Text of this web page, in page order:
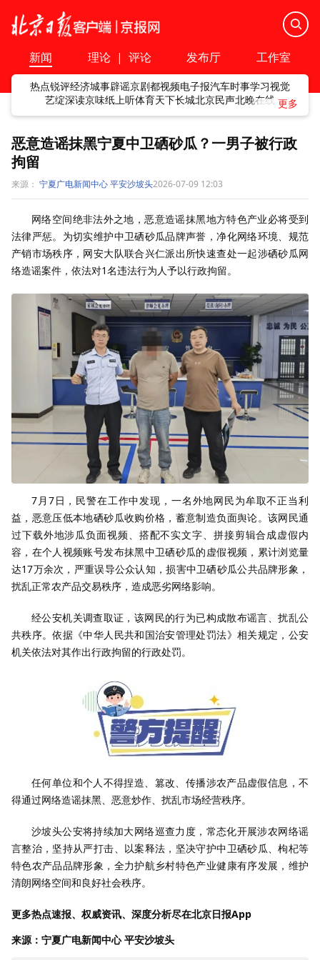
新闻 理论 | 评论 发布厅 工作室
热点锐评经济城事辟谣京剧都视频电子报汽车时事学习视觉
艺绽深读京味纸上听体育天下长城北京民声北晚在线
恶意造谣抹黑宁夏中卫硒砂瓜？一男子被行政
拘留
来源： 宁夏广电新闻中心 平安沙坡头2026-07-09 12:03
网络空间绝非法外之地，恶意造谣抹黑地方特色产业必将受到
法律严惩。为切实维护中卫硒砂瓜品牌声誉，净化网络环境、规范
产销市场秩序，网安大队联合兴仁派出所快速查处一起涉硒砂瓜网
络造谣案件，依法对1名违法行为人予以行政拘留。
7月7日，民警在工作中发现，一名外地网民为牟取不正当利
益，恶意压低本地硒砂瓜收购价格，蓄意制造负面舆论。该网民通
过下载外地涉瓜负面视频、搭配不实文字、拼接剪辑合成虚假内
容，在个人视频账号发布抹黑中卫硒砂瓜的虚假视频，累计浏览量
达17万余次，严重误导公众认知，损害中卫硒砂瓜公共品牌形象，
扰乱正常农产品交易秩序，造成恶劣网络影响。
经公安机关调查取证，该网民的行为已构成散布谣言、扰乱公
共秩序。依据《中华人民共和国治安管理处罚法》相关规定，公安
机关依法对其作出行政拘留的行政处罚。
任何单位和个人不得捏造、篡改、传播涉农产品虚假信息，不
得通过网络造谣抹黑、恶意炒作、扰乱市场经营秩序。
沙坡头公安将持续加大网络巡查力度，常态化开展涉农网络谣
言整治，坚持从严打击、以案释法，坚决守护中卫硒砂瓜、枸杞等
特色农产品品牌形象，全力护航乡村特色产业健康有序发展，维护
清朗网络空间和良好社会秩序。
更多热点速报、权威资讯、深度分析尽在北京日报App
来源：宁夏广电新闻中心 平安沙坡头